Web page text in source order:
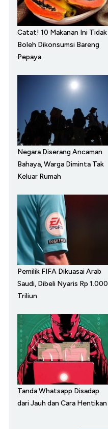
Catat! 10 Makanan Ini Tidak
Boleh Dikonsumsi Bareng
Pepaya
Negara Diserang Ancaman
Bahaya, Warga Diminta Tak
Keluar Rumah
Pemilik FIFA Dikuasai Arab
Saudi, Dibeli Nyaris Rp 1.000
Triliun
Tanda Whatsapp Disadap
dari Jauh dan Cara Hentikan